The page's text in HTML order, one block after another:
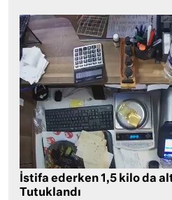
İstifa ederken 1,5 kilo da
Tutuklandı